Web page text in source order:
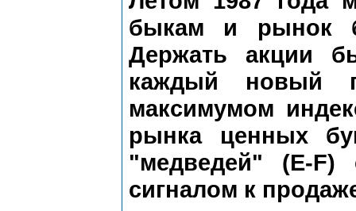
быкам и рынок
Держать акции
каждый новый
максимумом
рынка ценных
"медведей" (E-F)
сигналом к